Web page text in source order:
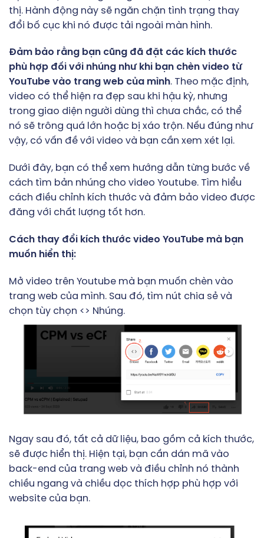
thị. Hành động này sẽ ngăn chặn tình trạng thay
đổi bố cục khi nó được tải ngoài màn hình.
Đảm bảo rằng bạn cũng đã đặt các kích thước
phù hợp đối với nhúng như khi bạn chèn video từ
YouTube vào trang web của mình. Theo mặc định,
video có thể hiện ra đẹp sau khi hậu kỳ, nhưng
trong giao diện người dùng thì chưa chắc, có thể
nó sẽ trông quá lớn hoặc bị xáo trộn. Nếu đúng như
vậy, có vấn đề với video và bạn cần xem xét lại.
Dưới đây, bạn có thể xem hướng dẫn từng bước về
cách tìm bản nhúng cho video Youtube. Tìm hiểu
cách điều chỉnh kích thước và đảm bảo video được
đăng với chất lượng tốt hơn.
Cách thay đổi kích thước video YouTube mà bạn
muốn hiển thị:
Mở video trên Youtube mà bạn muốn chèn vào
trang web của mình. Sau đó, tìm nút chia sẻ và
chọn tùy chọn <> Nhúng.
Ngay sau đó, tất cả dữ liệu, bao gồm cả kích thước,
sẽ được hiển thị. Hiện tại, bạn cần dán mã vào
back-end của trang web và điều chỉnh nó thành
chiều ngang và chiều dọc thích hợp phù hợp với
website của bạn.